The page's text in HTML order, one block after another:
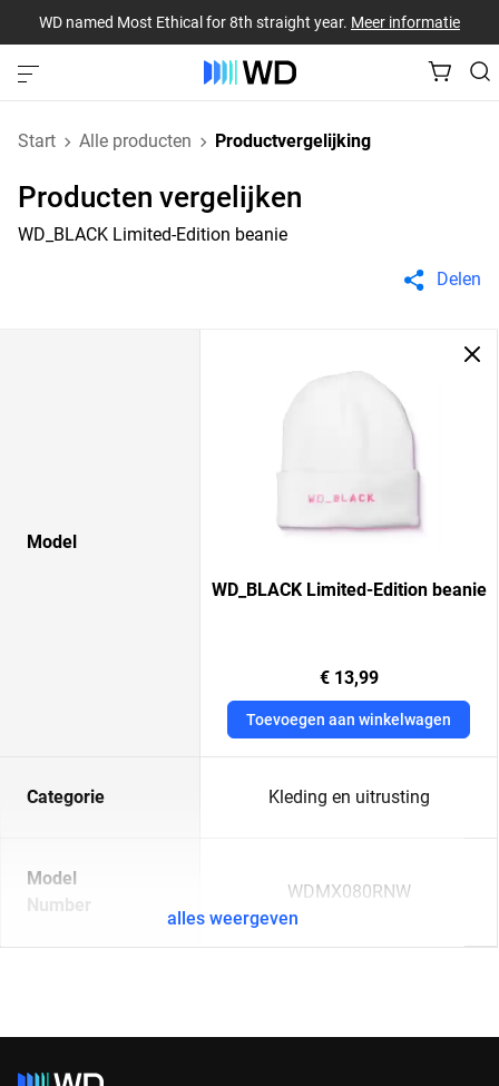
WD named Most Ethical for 8th straight year. Meer informatie
Start Alle producten Productvergelijking
Producten vergelijken
WD_BLACK Limited-Edition beanie
Delen
Model
WD_BLACK Limited-Edition beanie
€ 13,99
Toevoegen aan winkelwagen
Categorie Kleding en uitrusting
Model
Number
WDMX080RNW
alles weergeven